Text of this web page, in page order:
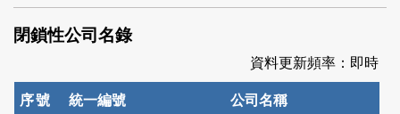
索
閉鎖性公司名錄
資料更新頻率：即時
序號 統一編號 公司名稱